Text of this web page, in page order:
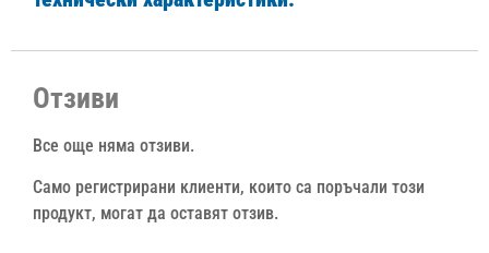
Отзиви
Все още няма отзиви.
Само регистрирани клиенти, които са поръчали този
продукт, могат да оставят отзив.